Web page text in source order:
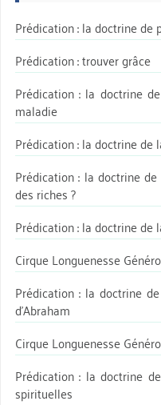
Prédication : la doctrine de
Prédication : trouver grâce
Prédication : la doctrine
maladie
Prédication : la doctrine de
Prédication : la doctrine
des riches ?
Prédication : la doctrine de
Cirque Longuenesse
Prédication : la doctrine
d’Abraham
Cirque Longuenesse
Prédication : la doctrine
spirituelles